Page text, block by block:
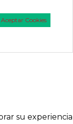
Aceptar Cookies
su experiencia